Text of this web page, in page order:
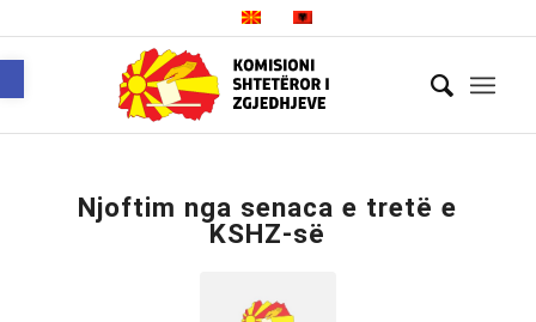
Njoftim nga senaca e tretë e
KSHZ-së
Open toolbar